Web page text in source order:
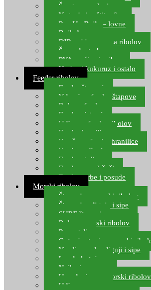
Špage, upredenice
Vaganje i zaštita ribe
Pop Up Boile – lovne
Boile lovne
DIP-ovi i arome za ribolov
Šaranske torbe
PVA vrećice i pribor
Umjetni kukuruz i ostalo
Feeder ribolov
Feeder štapovi
Vrhovi za feeder štapove
Role za feeder
Feeder sistemi
Udice za feeder ribolov
Feeder hranilice
Kopče za feeder hranilice
Feeder najloni
Feeder stolice
Feeder arm držači
Feeder torbe i posude
Morski ribolov
Štapovi za morski ribolov
Štapovi za lignje i sipe
SURF štapovi
Role za morski ribolov
Parangali
Gotovi setovi za morski
Varalice za lov lignji i sipe
Lov hobotnice
Najloni za more
Upredenice za morski ribolov
Udice za more